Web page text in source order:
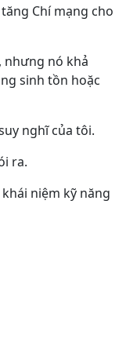
Chí mạng cho
nhưng nó khả
sinh tồn hoặc
nghĩ của tôi.
ra.
niệm kỹ năng